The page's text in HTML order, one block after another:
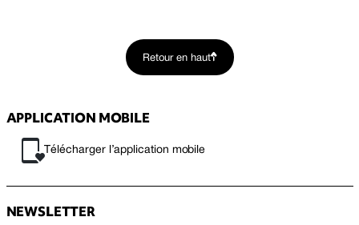
Retour en haut
APPLICATION MOBILE
Télécharger l’application mobile
NEWSLETTER